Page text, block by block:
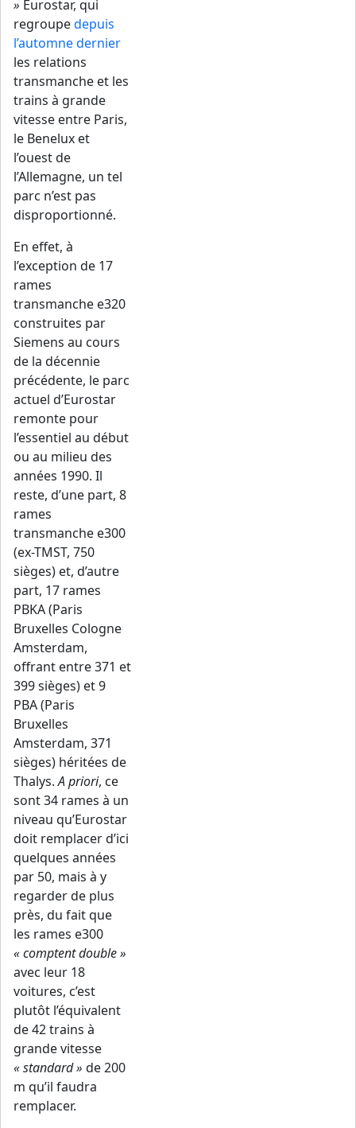
» Eurostar, qui
regroupedepuis
l’automne dernier
les relations
transmanche et les
trains à grande
vitesse entre Paris,
le Benelux et
l’ouest de
l’Allemagne, un tel
parc n’est pas
disproportionné.
En effet, à
l’exception de 17
rames
transmanche e320
construites par
Siemens au cours
de la décennie
précédente, le parc
actuel d’Eurostar
remonte pour
l’essentiel au début
ou au milieu des
années 1990. Il
reste, d’une part, 8
rames
transmanche e300
(ex-TMST, 750
sièges) et, d’autre
part, 17 rames
PBKA (Paris
Bruxelles Cologne
Amsterdam,
offrant entre 371 et
399 sièges) et 9
PBA (Paris
Bruxelles
Amsterdam, 371
sièges) héritées de
Thalys.A priori, ce
sont 34 rames à un
niveau qu’Eurostar
doit remplacer d’ici
quelques années
par 50, mais à y
regarder de plus
près, du fait que
les rames e300
« comptent double »
avec leur 18
voitures, c’est
plutôt l’équivalent
de 42 trains à
grande vitesse
« standard » de 200
m qu’il faudra
remplacer.